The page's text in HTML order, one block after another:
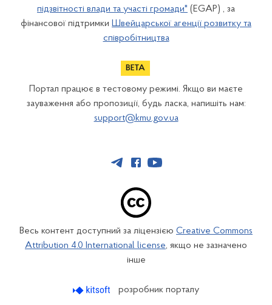
підзвітності влади та участі громади" (EGAP) , за
фінансової підтримки Швейцарської агенції розвитку та
співробітництва
Портал працює в тестовому режимі. Якщо ви маєте
зауваження або пропозиції, будь ласка, напишіть нам:
support@kmu.gov.ua
Весь контент доступний за ліцензією Creative Commons
Attribution 4.0 International license, якщо не зазначено
інше
розробник порталу